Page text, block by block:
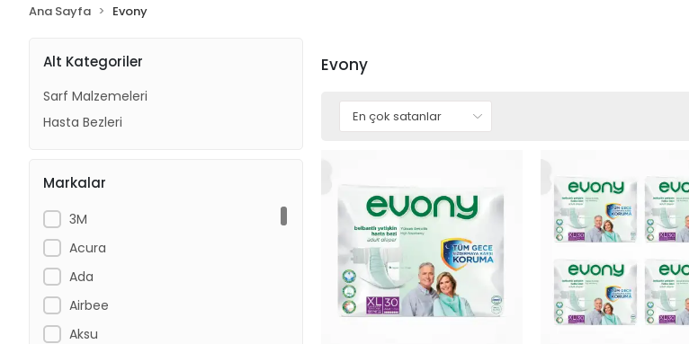
Ana Sayfa Evony
Alt Kategoriler
Sarf Malzemeleri
Hasta Bezleri
Markalar
3M
Acura
Ada
Airbee
Aksu
Evony